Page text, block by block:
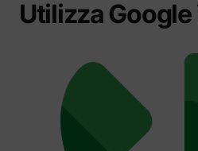
Utilizza